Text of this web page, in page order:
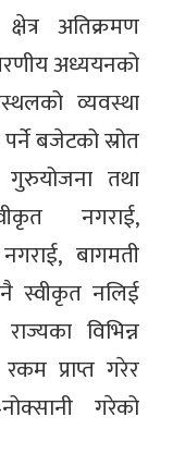
अतिक्रमण
अध्ययनको
व्यवस्था
बजेटको स्रोत
तथा
नगराई,
बागमती
स्वीकृत नलिई
विभिन्न
प्राप्त गरेर
गरेको